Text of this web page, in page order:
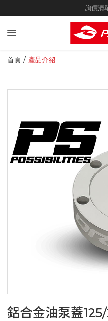
詢價清
首頁 產品介紹
鋁合金油泵蓋